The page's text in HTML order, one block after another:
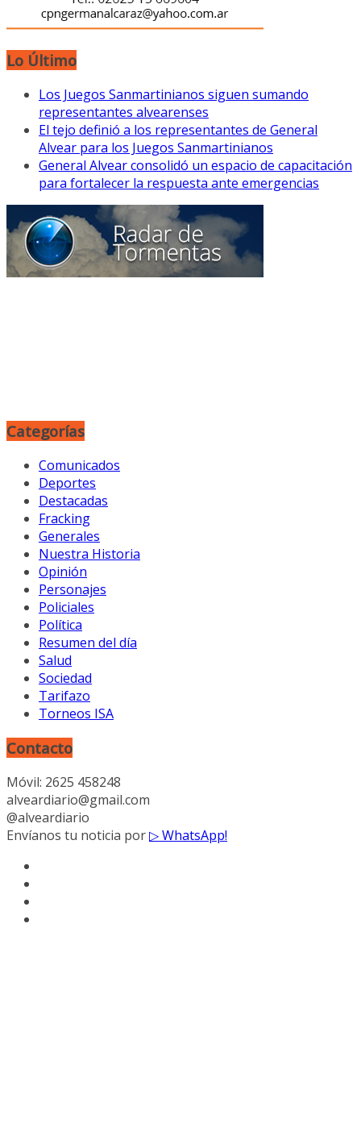
Lo Último
Los Juegos Sanmartinianos siguen sumando
representantes alvearenses
El tejo definió a los representantes de General
Alvear para los Juegos Sanmartinianos
General Alvear consolidó un espacio de capacitación
para fortalecer la respuesta ante emergencias
Categorías
Comunicados
Deportes
Destacadas
Fracking
Generales
Nuestra Historia
Opinión
Personajes
Policiales
Política
Resumen del día
Salud
Sociedad
Tarifazo
Torneos ISA
Contacto
Móvil: 2625 458248
alveardiario@gmail.com
@alveardiario
Envíanos tu noticia por▷ WhatsApp!